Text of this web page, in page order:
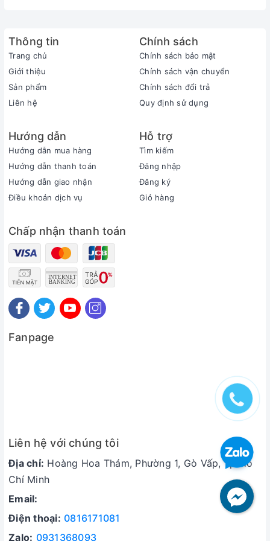
Majegra 100 mg
Liều thông thường: 1 viên/lần/ngày, uống trước khi
quan hệ tình dục khoảng 30 phút – 1 giờ
Người có cơ địa yếu nên sử dụng 1/2 viên hoặc
Đối với hàm lượng 100mg, chỉ được uống tối đa 1
viên/ngày.
Đối với hàm lượng 50mg, được phép uống tối đa 2
viên/ngày.
kích thích tình dục.
Ưu điểm Thuốc cường dương
Chỉ cần uống 1 viên trước khi có nhu cầu quan hệ
tình dục 30 phút – 1 giờ
Tác dụng sản phẩm phát huy cực nhanh và kéo dài
đến 24h sau khi uống.
Là sản phẩm nhập khẩu chính hãng, nguồn gốc
Nhược điểm Thuốc cường dương Majegra 100
Không phù hợp với người mắc các bệnh về huyết
Cần sử dụng liều lượng đúng như hướng dẫn để
tránh gây ra các tác dụng phụ ảnh hưởng sức khỏe.
Thông tin
Trang chủ
Giới thiệu
Sản phẩm
Liên hệ
Chính sách
Chính sách bảo mật
Chính sách vận chuyển
Chính sách đổi trả
Quy định sử dụng
Hướng dẫn
Hướng dẫn mua hàng
Hướng dẫn thanh toán
Hướng dẫn giao nhận
Điều khoản dịch vụ
Hỗ trợ
Tìm kiếm
Đăng nhập
Đăng ký
Giỏ hàng
Chấp nhận thanh toán
Fanpage
Liên hệ với chúng tôi
Địa chỉ: Hoàng Hoa Thám, Phường 1, Gò Vấp, Tp Hồ
Chí Minh
Email:
Điện thoại: 0816171081
Zalo: 0931368093